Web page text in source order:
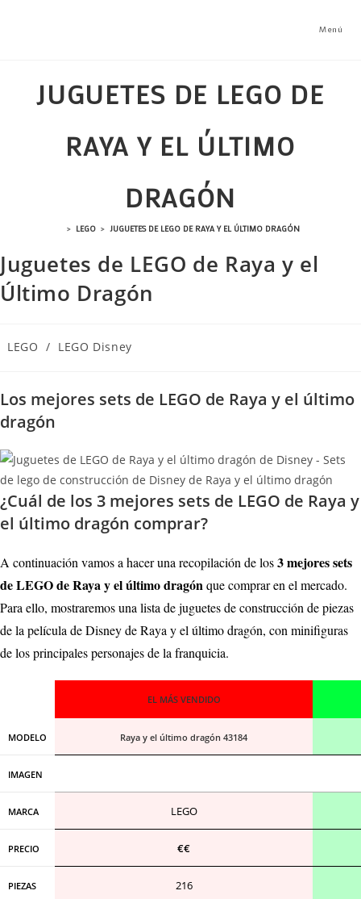
Menú
JUGUETES DE LEGO DE
RAYA Y EL ÚLTIMO
DRAGÓN
> LEGO > JUGUETES DE LEGO DE RAYA Y EL ÚLTIMO DRAGÓN
Juguetes de LEGO de Raya y el
Último Dragón
Categoría
LEGO / LEGO Disney
Los mejores sets de LEGO de Raya y el último
dragón
¿Cuál de los 3 mejores sets de LEGO de Raya y
el último dragón comprar?
A continuación vamos a hacer una recopilación de los3 mejores sets
de LEGO de Raya y el último dragónque comprar en el mercado.
Para ello, mostraremos una lista de juguetes de construcción de piezas
de la película de Disney de Raya y el último dragón, con minifiguras
de los principales personajes de la franquicia.
EL MÁS VENDIDO
MODELO Raya y el último dragón 43184
IMAGEN
MARCA LEGO
PRECIO €€
PIEZAS 216